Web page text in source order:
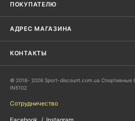
ПОКУПАТЕЛЮ
АДРЕС МАГАЗИНА
КОНТАКТЫ
© 2018- 2026 Sport-discount.com.ua Спортивные
IN5102
Сотрудничество